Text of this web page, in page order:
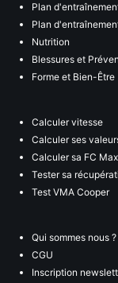
Plan
Plan
Nutrition
Blessures et
Forme et Bien-Être
Calculer vitesse
Calculer ses
Calculer sa FC Max
Tester sa
Test VMA Cooper
Qui sommes nous ?
CGU
Inscription